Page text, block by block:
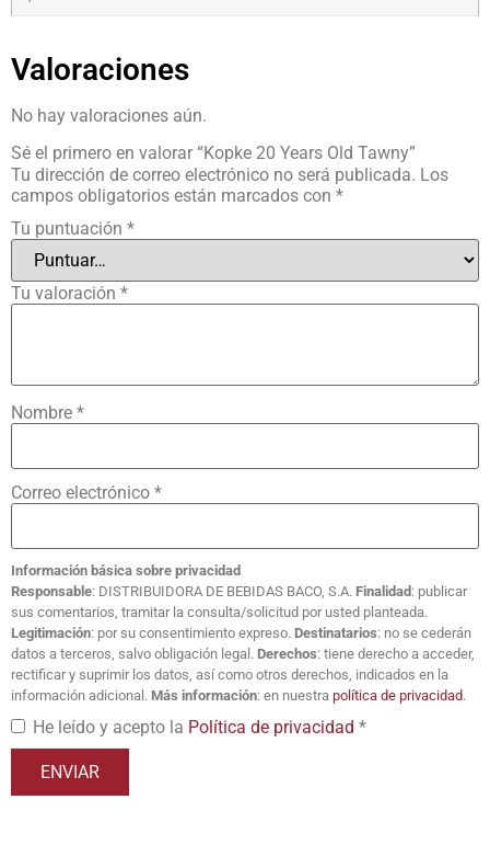
Valoraciones
No hay valoraciones aún.
Sé el primero en valorar “Kopke 20 Years Old Tawny”
Tu dirección de correo electrónico no será publicada. Los
campos obligatorios están marcados con *
Tu puntuación *
Tu valoración *
Nombre *
Correo electrónico *
Información básica sobre privacidad
Responsable: DISTRIBUIDORA DE BEBIDAS BACO, S.A. Finalidad: publicar
sus comentarios, tramitar la consulta/solicitud por usted planteada.
Legitimación: por su consentimiento expreso. Destinatarios: no se cederán
datos a terceros, salvo obligación legal. Derechos: tiene derecho a acceder,
rectificar y suprimir los datos, así como otros derechos, indicados en la
información adicional. Más información: en nuestra política de privacidad.
He leído y acepto la Política de privacidad *